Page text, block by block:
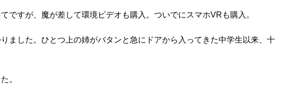
ですが、魔が差して環境ビデオも購入。ついでにスマホVRも購入。
ました。ひとつ上の姉がバタンと急にドアから入ってきた中学生以来、十
。